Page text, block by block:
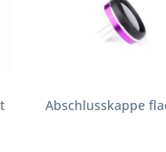
Abschlusskappe